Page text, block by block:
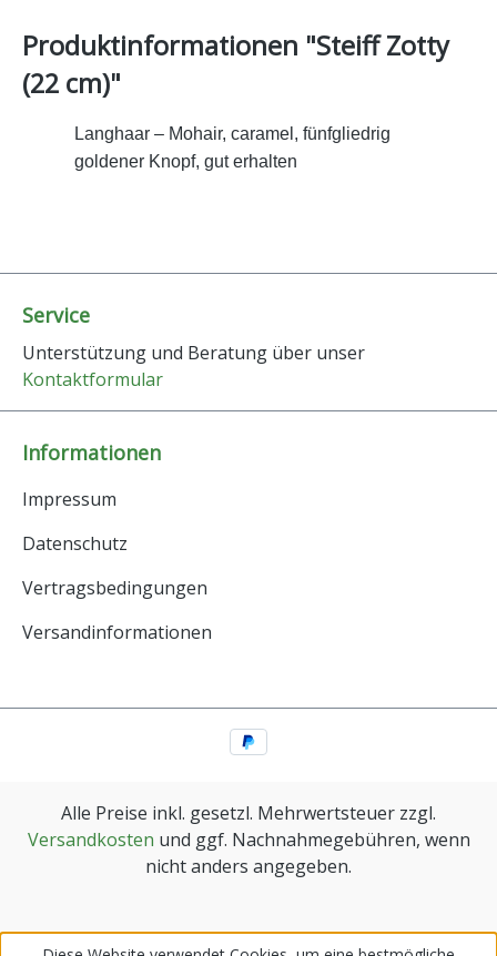
Produktinformationen "Steiff Zotty
(22 cm)"
Langhaar – Mohair, caramel, fünfgliedrig
goldener Knopf, gut erhalten
Service
Unterstützung und Beratung über unser
Kontaktformular
Informationen
Impressum
Datenschutz
Vertragsbedingungen
Versandinformationen
Alle Preise inkl. gesetzl. Mehrwertsteuer zzgl.
Versandkosten und ggf. Nachnahmegebühren, wenn
nicht anders angegeben.